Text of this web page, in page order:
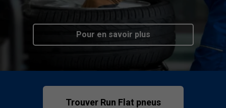
Pour en savoir plus
Trouver Run Flat pneus